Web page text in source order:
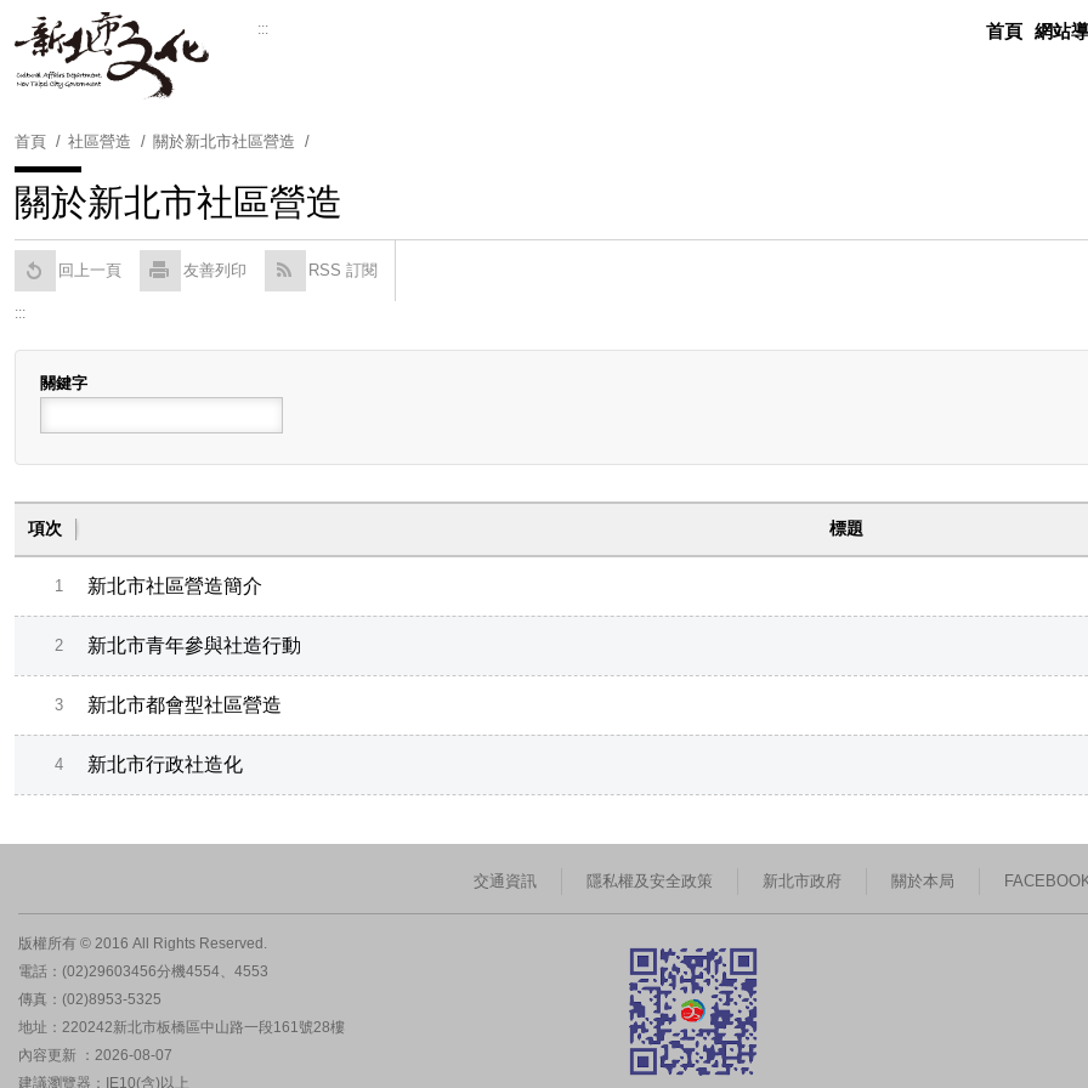
::: 首頁 網站
首頁 社區營造 關於新北市社區營造
關於新北市社區營造
回上一頁 友善列印 RSS 訂閱
:::
關鍵字
項次 標題
1 新北市社區營造簡介
2 新北市青年參與社造行動
3 新北市都會型社區營造
4 新北市行政社造化
交通資訊 隱私權及安全政策 新北市政府 關於本局
版權所有 © 2016 All Rights Reserved.
電話：(02)29603456分機4554、4553
傳真：(02)8953-5325
地址：220242新北市板橋區中山路一段161號28樓
內容更新 ：2026-08-07
建議瀏覽器：IE10(含)以上